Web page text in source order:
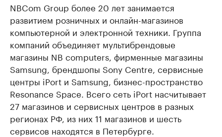
NBCom Group более 20 лет занимается
развитием розничных и онлайн-магазинов
компьютерной и электронной техники. Группа
компаний объединяет мультибрендовые
магазины NB computers, фирменные магазины
Samsung, брендшопы Sony Centre, сервисные
центры iPort и Samsung, бизнес-пространство
Resonance Space. Всего сеть iPort насчитывает
27 магазинов и сервисных центров в разных
регионах РФ, из них 11 магазинов и шесть
сервисов находятся в Петербурге.